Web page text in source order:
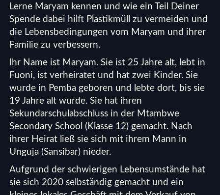
Lerne Maryam kennen und wie ein Teil Deiner
Spende dabei hilft Plastikmüll zu vermeiden und
die Lebensbedingungen vom Maryam und ihrer
Familie zu verbessern.
Ihr Name ist Maryam. Sie ist 25 Jahre alt, lebt in
Fuoni, ist verheiratet und hat zwei Kinder. Sie
wurde in Pemba geboren und lebte dort, bis sie
19 Jahre alt wurde. Sie hat ihren
Sekundarschulabschluss in der Mtambwe
Secondary School (Klasse 12) gemacht. Nach
ihrer Heirat ließ sie sich mit ihrem Mann in
Unguja (Sansibar) nieder.
Aufgrund der schwierigen Lebensumstände hat
sie sich 2020 selbständig gemacht und ein